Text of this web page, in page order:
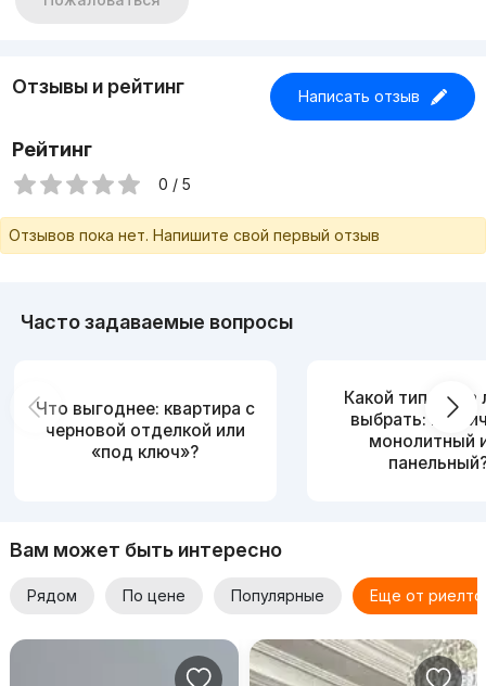
Отзывы и рейтинг Написать отзыв
Рейтинг
0 / 5
Отзывов пока нет. Напишите свой первый отзыв
Часто задаваемые вопросы
Что выгоднее: квартира с
черновой отделкой или
«под ключ»?
Какой тип дома
выбрать:
монолитный
Вам может быть интересно
Рядом По цене Популярные Еще от